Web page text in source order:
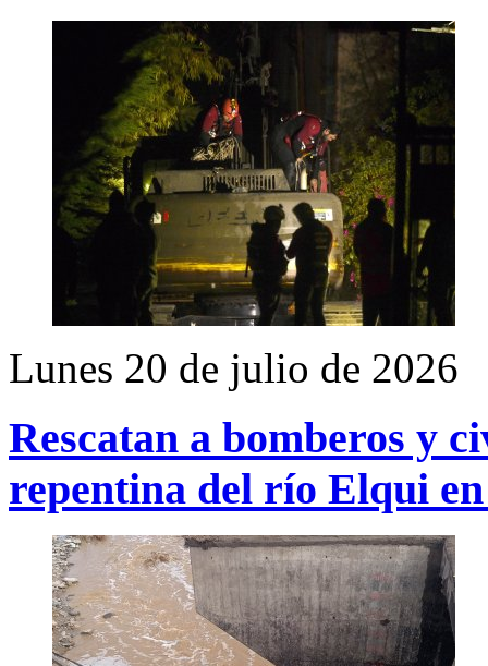
Lunes 20 de julio de 2026
Rescatan a bomberos y
repentina del río Elqui